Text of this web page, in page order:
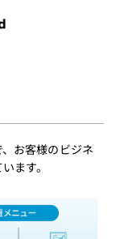
お客様のビジネ
ます。